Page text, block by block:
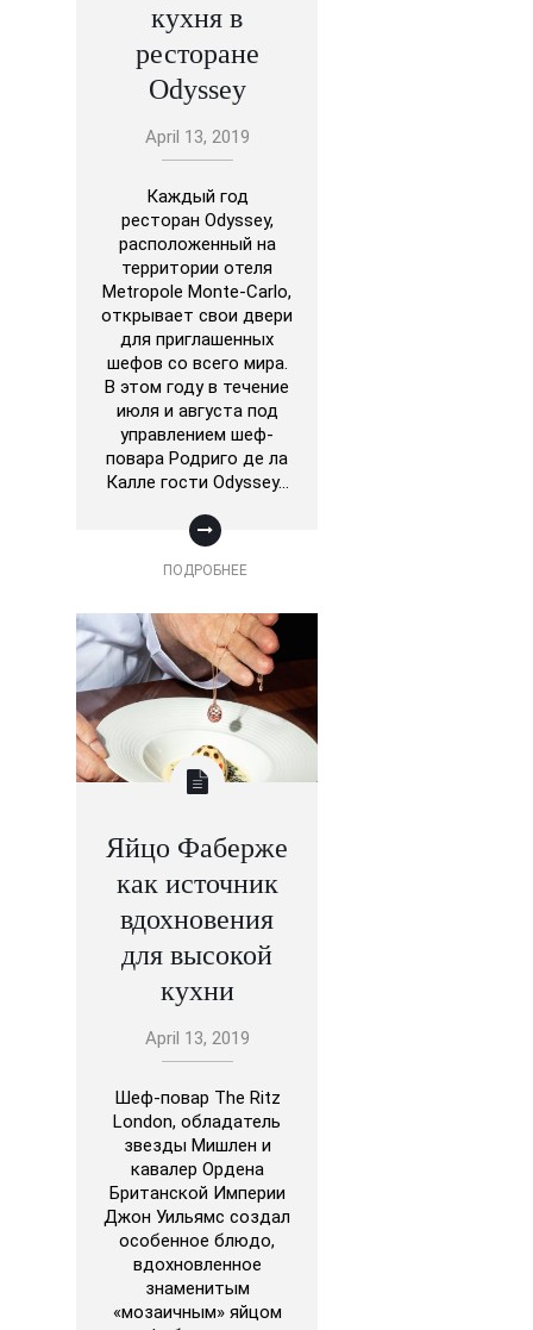
кухня в
ресторане
Odyssey
April 13, 2019
Каждый год
ресторан Odyssey,
расположенный на
территории отеля
Metropole Monte-Carlo,
открывает свои двери
для приглашенных
шефов со всего мира.
В этом году в течение
июля и августа под
управлением шеф-
повара Родриго де ла
Калле гости Odyssey…
ПОДРОБНЕЕ
Яйцо Фаберже
как источник
вдохновения
для высокой
кухни
April 13, 2019
Шеф-повар The Ritz
London, обладатель
звезды Мишлен и
кавалер Ордена
Британской Империи
Джон Уильямс создал
особенное блюдо,
вдохновленное
знаменитым
«мозаичным» яйцом